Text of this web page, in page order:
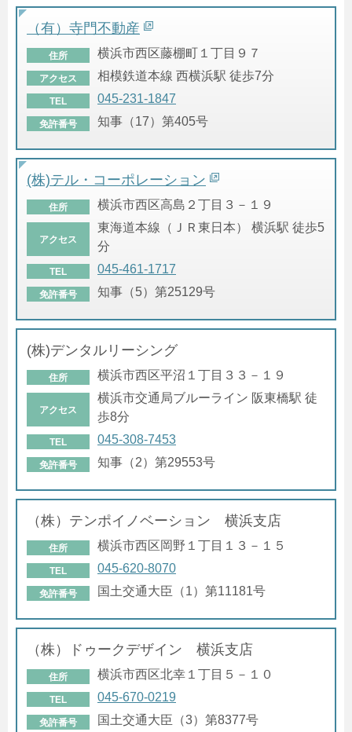
（有）寺門不動産
住所 横浜市西区藤棚町１丁目９７
アクセス 相模鉄道本線 西横浜駅 徒歩7分
TEL 045-231-1847
免許番号 知事（17）第405号
(株)テル・コーポレーション
住所 横浜市西区高島２丁目３－１９
アクセス
東海道本線（ＪＲ東日本） 横浜駅 徒歩5
分
TEL 045-461-1717
免許番号 知事（5）第25129号
(株)デンタルリーシング
住所 横浜市西区平沼１丁目３３－１９
アクセス
横浜市交通局ブルーライン 阪東橋駅 徒
歩8分
TEL 045-308-7453
免許番号 知事（2）第29553号
（株）テンポイノベーション 横浜支店
住所 横浜市西区岡野１丁目１３－１５
TEL 045-620-8070
免許番号 国土交通大臣（1）第11181号
（株）ドゥークデザイン 横浜支店
住所 横浜市西区北幸１丁目５－１０
TEL 045-670-0219
免許番号 国土交通大臣（3）第8377号